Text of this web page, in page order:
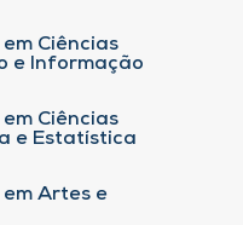
Ciências
e Informação
Ciências
e Estatística
Artes e